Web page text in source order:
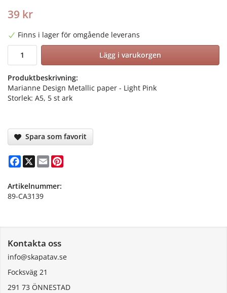
39 kr
Finns i lager för omgående leverans
Lägg i varukorgen
Produktbeskrivning:
Marianne Design Metallic paper - Light Pink
Storlek: A5, 5 st ark
Spara som favorit
Facebook
X Email
Artikelnummer:
89-CA3139
Kontakta oss
info@skapatav.se
Focksväg 21
291 73 ÖNNESTAD